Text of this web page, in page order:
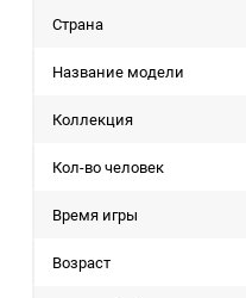
Страна
Название модели
Коллекция
Кол-во человек
Время игры
Возраст